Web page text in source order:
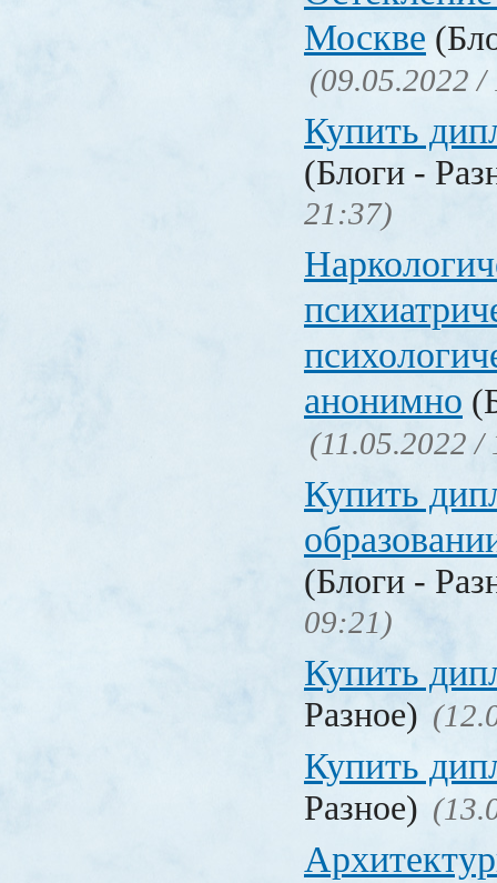
Москве
(09.05.2022 /
Купить
(Блоги -
21:37)
анонимно
(11.05.2022 /
Купить
(Блоги -
09:21)
Купить
Разное)
Купить
Разное)